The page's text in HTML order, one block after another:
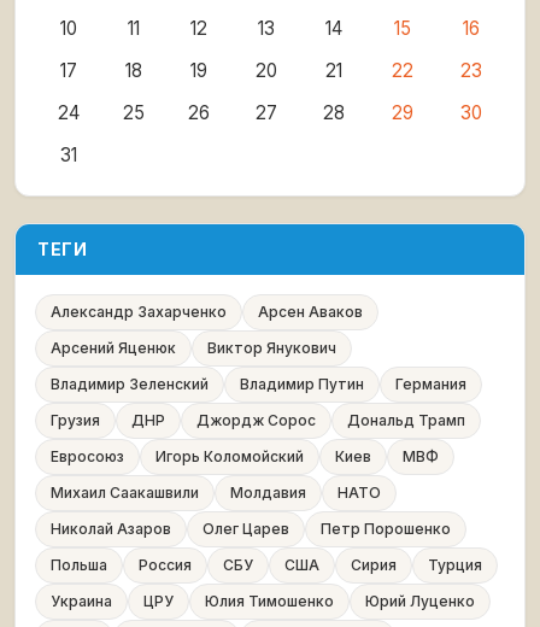
10
11 12 13 14 15
16
17
18 19 20 21 22
23
24
25 26 27 28 29
30
31
ТЕГИ
Александр Захарченко
Арсен Аваков
Арсений Яценюк
Виктор Янукович
Владимир Зеленский
Владимир Путин
Германия
Грузия
ДНР Джордж Сорос
Дональд Трамп
Евросоюз
Игорь Коломойский Киев
МВФ
Михаил Саакашвили
Молдавия
НАТО
Николай Азаров
Олег Царев
Петр Порошенко
Польша
Россия СБУ США Сирия
Турция
Украина
ЦРУ Юлия Тимошенко
Юрий Луценко